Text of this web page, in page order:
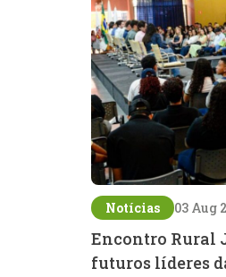
Notícias 03 Aug
Encontro Rural
futuros líderes